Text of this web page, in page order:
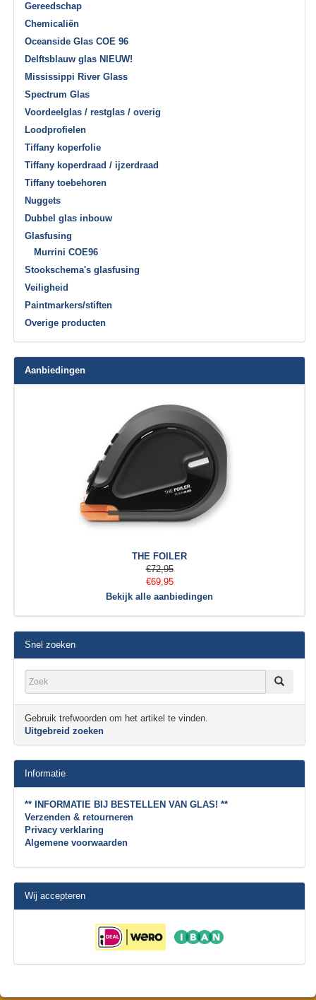
Gereedschap
Chemicaliën
Oceanside Glas COE 96
Delftsblauw glas NIEUW!
Mississippi River Glass
Spectrum Glas
Voordeelglas / restglas / overig
Loodprofielen
Tiffany koperfolie
Tiffany koperdraad / ijzerdraad
Tiffany toebehoren
Nuggets
Dubbel glas inbouw
Glasfusing
Murrini COE96
Stookschema's glasfusing
Veiligheid
Paintmarkers/stiften
Overige producten
Aanbiedingen
THE FOILER
€72,95
€69,95
Bekijk alle aanbiedingen
Snel zoeken
Gebruik trefwoorden om het artikel te vinden.
Uitgebreid zoeken
Informatie
** INFORMATIE BIJ BESTELLEN VAN GLAS! **
Verzenden & retourneren
Privacy verklaring
Algemene voorwaarden
Wij accepteren